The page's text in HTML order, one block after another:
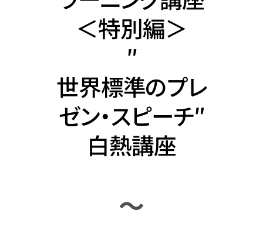
＜特別編＞
″
世界標準のプレ
ゼン・スピーチ″
白熱講座
～